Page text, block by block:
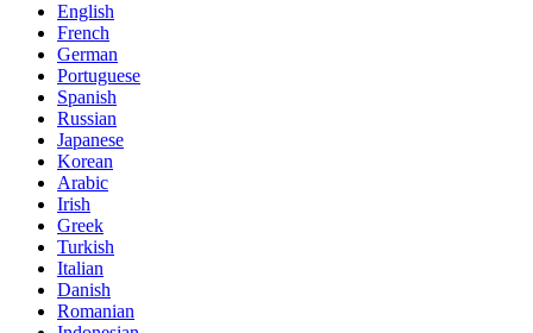
English
French
German
Portuguese
Spanish
Russian
Japanese
Korean
Arabic
Irish
Greek
Turkish
Italian
Danish
Romanian